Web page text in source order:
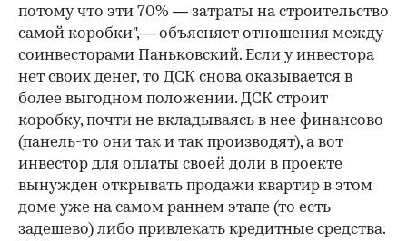
потому что эти 70% — затраты на строительство
самой коробки",— объясняет отношения между
соинвесторами Паньковский. Если у инвестора
нет своих денег, то ДСК снова оказывается в
более выгодном положении. ДСК строит
коробку, почти не вкладываясь в нее финансово
(панель-то они так и так производят), а вот
инвестор для оплаты своей доли в проекте
вынужден открывать продажи квартир в этом
доме уже на самом раннем этапе (то есть
задешево) либо привлекать кредитные средства.